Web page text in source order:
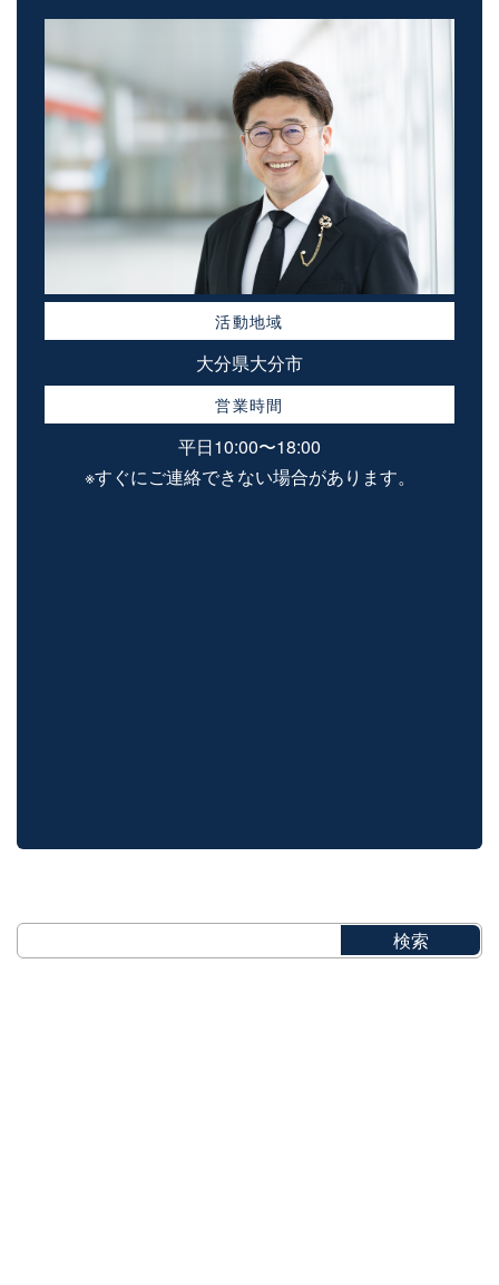
活動地域
大分県大分市
営業時間
平日10:00〜18:00
※すぐにご連絡できない場合があります。